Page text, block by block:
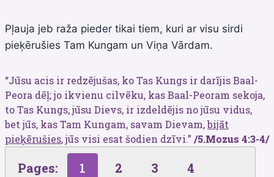
Pļauja jeb raža pieder tikai tiem, kuri ar visu sirdi
pieķērušies Tam Kungam un Viņa Vārdam.
“Jūsu acis ir redzējušas, ko Tas Kungs ir darījis Baal-
Peora dēļ; jo ikvienu cilvēku, kas Baal-Peoram sekoja,
to Tas Kungs, jūsu Dievs, ir izdeldējis no jūsu vidus,
bet jūs, kas Tam Kungam, savam Dievam,bijāt
pieķērušies, jūs visi esat šodien dzīvi.” /5.Mozus 4:3-4/
Pages: 1 2 3
4